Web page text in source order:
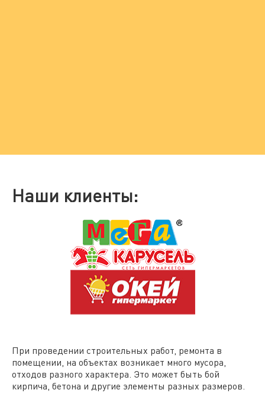
Наши клиенты:
При проведении строительных работ, ремонта в
помещении, на объектах возникает много мусора,
отходов разного характера. Это может быть бой
кирпича, бетона и другие элементы разных размеров.